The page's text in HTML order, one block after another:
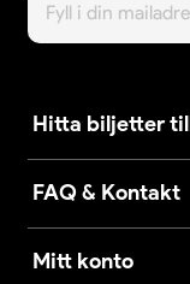
Hitta biljetter
FAQ & Kontakt
Mitt konto